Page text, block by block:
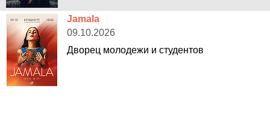
Jamala
09.10.2026
Дворец молодежи и студентов